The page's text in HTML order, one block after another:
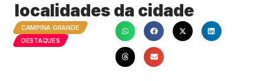
localidades da cidade
CAMPINA GRANDE
DESTAQUES